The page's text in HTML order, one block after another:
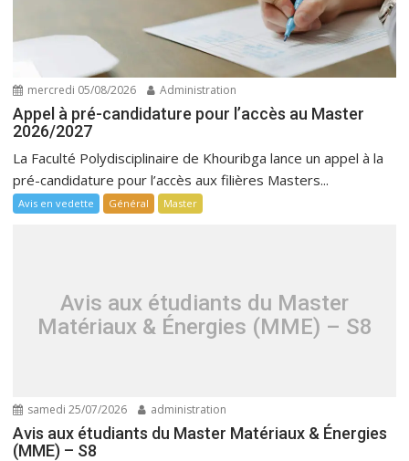
mercredi 05/08/2026 Administration
Appel à pré-candidature pour l’accès au Master
2026/2027
La Faculté Polydisciplinaire de Khouribga lance un appel à la
pré-candidature pour l’accès aux filières Masters...
Avis en vedette Général Master
Avis aux étudiants du Master
Matériaux & Énergies (MME) – S8
samedi 25/07/2026 administration
Avis aux étudiants du Master Matériaux & Énergies
(MME) – S8